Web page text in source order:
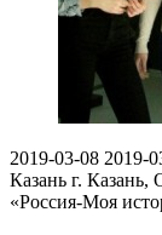
2019-03-08 2019-
Казань г. Казань,
«Россия-Моя